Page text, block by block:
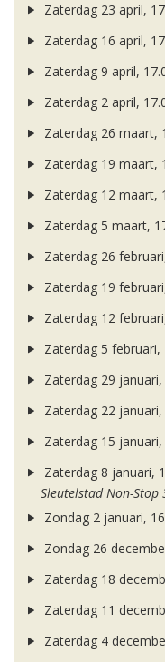
Zaterdag 23 april,
Zaterdag 16 april,
Zaterdag 9 april,
Zaterdag 2 april,
Zaterdag 26 maart,
Zaterdag 19 maart,
Zaterdag 12 maart,
Zaterdag 5 maart,
Zaterdag 26
Zaterdag 19
Zaterdag 12
Zaterdag 5 februari,
Zaterdag 29
Zaterdag 22
Zaterdag 15
Zaterdag 8 januari,
Sleutelstad Non-Stop
Zondag 2 januari,
Zondag 26
Zaterdag 18
Zaterdag 11
Zaterdag 4